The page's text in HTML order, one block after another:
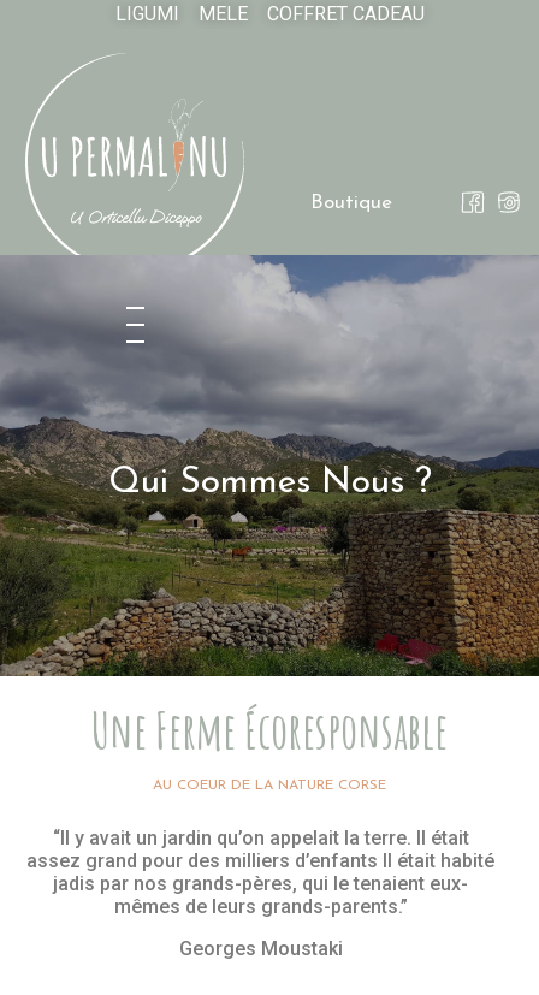
LIGUMI MELE COFFRET CADEAU
Boutique
Qui Sommes Nous ?
Une Ferme Écoresponsable
AU COEUR DE LA NATURE CORSE
“Il y avait un jardin qu’on appelait la terre. Il était
assez grand pour des milliers d’enfants Il était habité
jadis par nos grands-pères, qui le tenaient eux-
mêmes de leurs grands-parents.”
Georges Moustaki